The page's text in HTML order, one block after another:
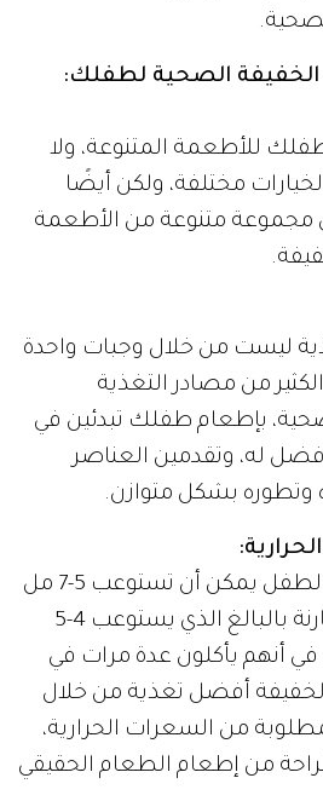
الخفيفة الصحية لطفلك:
للأطعمة المتنوعة، ولا
مختلفة، ولكن أيضًا
مجموعة متنوعة من الأطعمة
ليست من خلال وجبات واحدة
من مصادر التغذية
بإطعام طفلك تبدئين في
له، وتقدمين العناصر
وتطوره بشكل متوازن.
هل تعلمين أن معدة الطفل يمكن أن تستوعب 5-7 مل
فقط من الطعام، مقارنة بالبالغ الذي يستوعب 4-5
أنهم يأكلون عدة مرات في
الخفيفة أفضل تغذية من خلال
من السعرات الحرارية،
من إطعام الطعام الحقيقي